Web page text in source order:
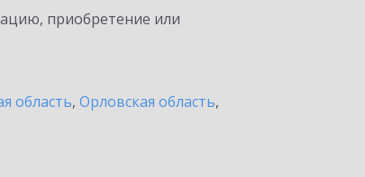
приобретение или
область, Орловская область,